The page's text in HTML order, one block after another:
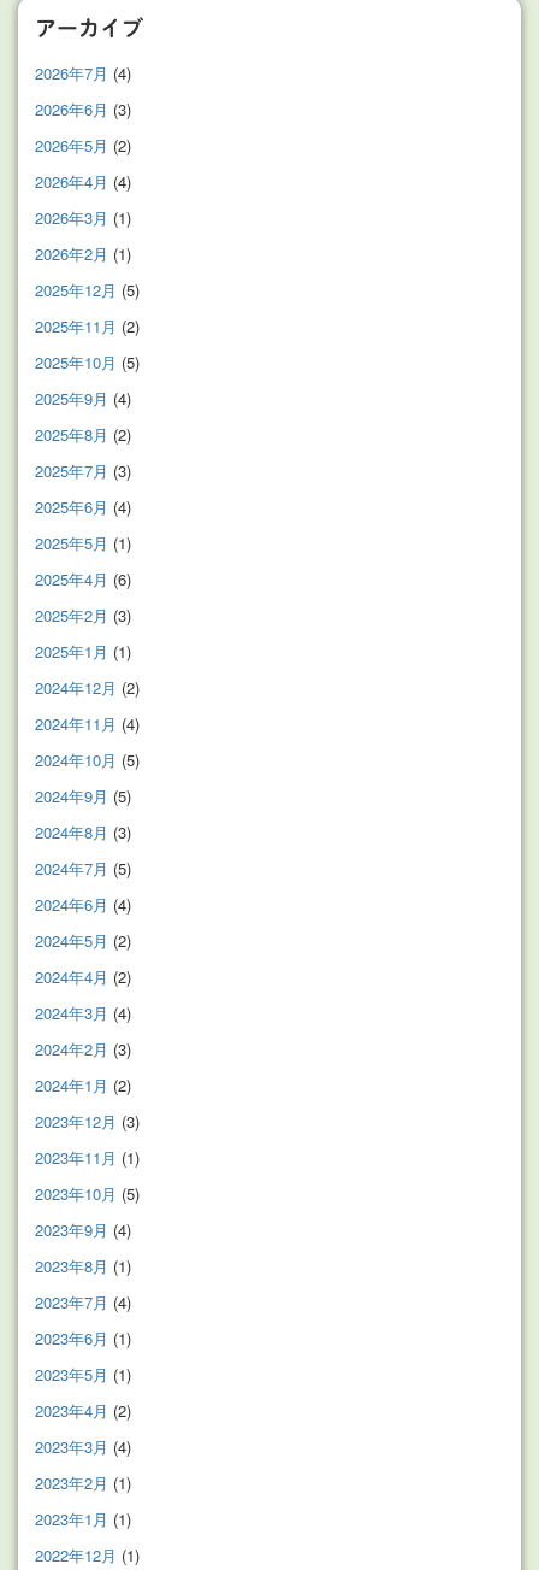
アーカイブ
2026年7月 (4)
2026年6月 (3)
2026年5月 (2)
2026年4月 (4)
2026年3月 (1)
2026年2月 (1)
2025年12月 (5)
2025年11月 (2)
2025年10月 (5)
2025年9月 (4)
2025年8月 (2)
2025年7月 (3)
2025年6月 (4)
2025年5月 (1)
2025年4月 (6)
2025年2月 (3)
2025年1月 (1)
2024年12月 (2)
2024年11月 (4)
2024年10月 (5)
2024年9月 (5)
2024年8月 (3)
2024年7月 (5)
2024年6月 (4)
2024年5月 (2)
2024年4月 (2)
2024年3月 (4)
2024年2月 (3)
2024年1月 (2)
2023年12月 (3)
2023年11月 (1)
2023年10月 (5)
2023年9月 (4)
2023年8月 (1)
2023年7月 (4)
2023年6月 (1)
2023年5月 (1)
2023年4月 (2)
2023年3月 (4)
2023年2月 (1)
2023年1月 (1)
2022年12月 (1)